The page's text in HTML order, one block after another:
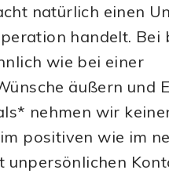
natürlich einen
handelt. Bei
wie bei einer
äußern und
nehmen wir
positiven wie im
unpersönlichen